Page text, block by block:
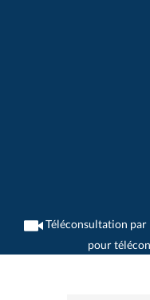
Téléconsultation par
pour
>Dentistes>Goldach>